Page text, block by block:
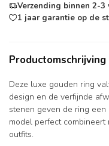
Verzending binnen 2-3
1 jaar garantie op de
Productomschrijving
Deze luxe gouden ring
design en de verfijnde
stenen geven de ring
model perfect
outfits.